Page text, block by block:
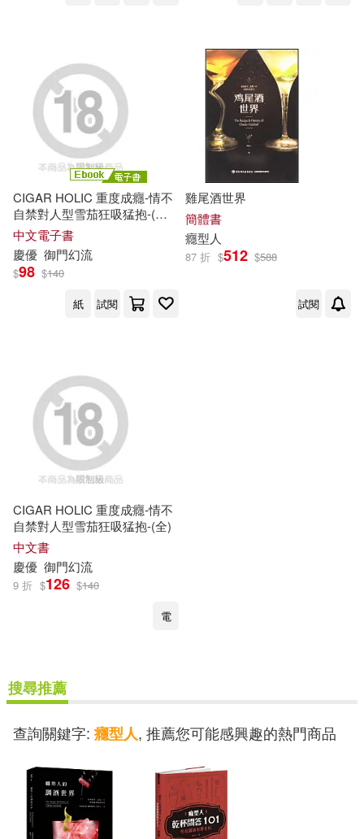
作者/演唱/譯/編/繪(9)
價格
範圍
CIGAR HOLIC 重度成癮-情不
自禁對人型雪茄狂吸猛抱-(全)
(電子書)
中文電子書
慶優 御門幻流
$98 $140
紙
試閱
雞尾酒世界
簡體書
癮型人
87 折 $512 $588
試閱
CIGAR HOLIC 重度成癮-情不
自禁對人型雪茄狂吸猛抱-(全)
中文書
慶優 御門幻流
9 折 $126 $140
電
搜尋推薦
查詢關鍵字:癮型人, 推薦您可能感興趣的熱門商品